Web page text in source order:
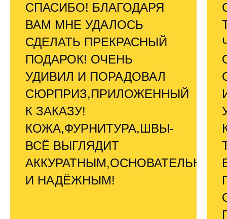
СПАСИБО! БЛАГОДАРЯ
ВАМ МНЕ УДАЛОСЬ
СДЕЛАТЬ ПРЕКРАСНЫЙ
ПОДАРОК! ОЧЕНЬ
УДИВИЛ И ПОРАДОВАЛ
СЮРПРИЗ,ПРИЛОЖЕННЫЙ
К ЗАКАЗУ!
КОЖА,ФУРНИТУРА,ШВЫ-
ВСЁ ВЫГЛЯДИТ
АККУРАТНЫМ,ОСНОВАТЕЛЬНЫМ
И НАДЁЖНЫМ!